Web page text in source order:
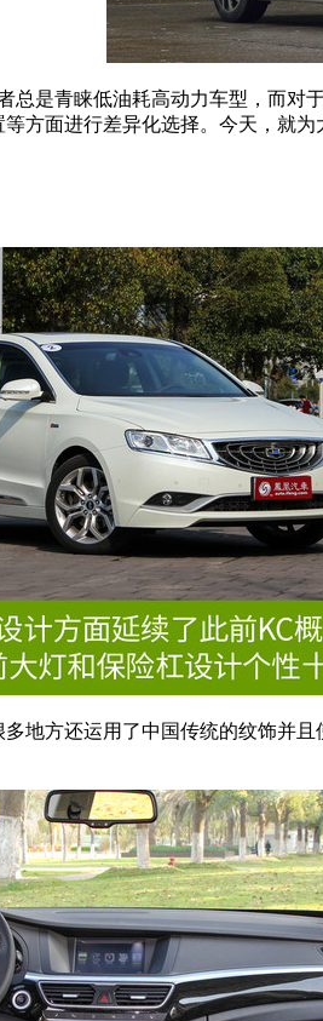
总是青睐低油耗高动力车型，而对
方面进行差异化选择。今天，就
地方还运用了中国传统的纹饰并